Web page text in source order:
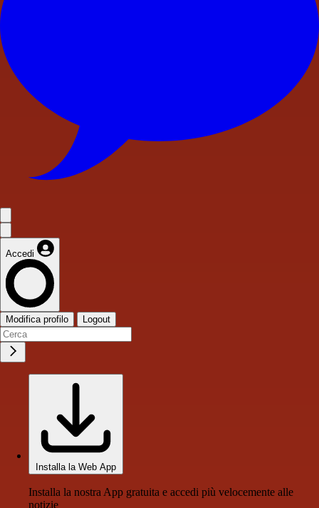
Accedi
Modifica profilo Logout
Installa la Web App
Installa la nostra App gratuita e accedi più velocemente alle
notizie